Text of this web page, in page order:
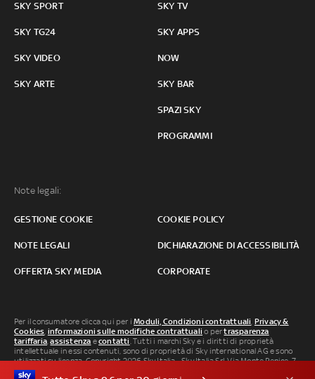
SKY SPORT
SKY TG24
SKY VIDEO
SKY ARTE
SKY TV
SKY APPS
NOW
SKY BAR
SPAZI SKY
PROGRAMMI
Note legali:
GESTIONE COOKIE COOKIE POLICY
NOTE LEGALI DICHIARAZIONE DI ACCESSIBILITÀ
OFFERTA SKY MEDIA CORPORATE
Per il consumatore clicca qui per iModuli, Condizioni contrattuali, Privacy &
Cookies, informazioni sulle modifiche contrattuali o pertrasparenza
tariffaria,assistenza econtatti. Tutti i marchi Sky e i diritti di proprietà
intellettuale in essi contenuti, sono di proprietà di Sky international AG e sono
utilizzati su licenza. Copyright 2026 Sky Italia - Sky Italia Srl Via Monte Penice, 7 -
20138 Milano P.IVA 04619241005. SkyTG24: ISSN 3035-1537 e SkySport: ISSN